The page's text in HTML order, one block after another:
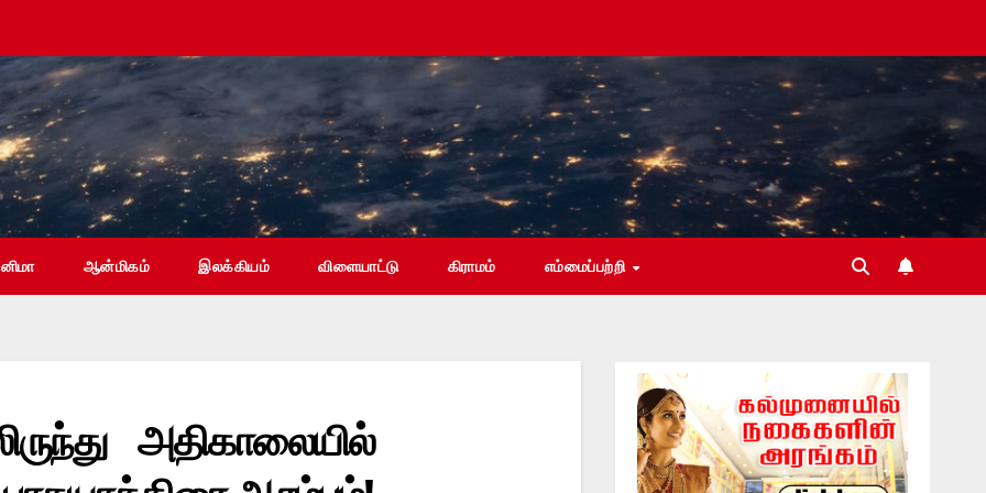
ஆன்மிகம் இலக்கியம் விளையாட்டு கிராமம் எம்மைப்பற்றி
அதிகாலையில்